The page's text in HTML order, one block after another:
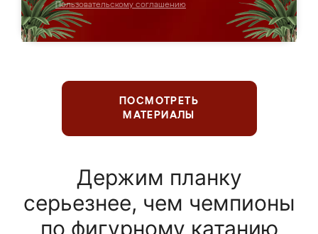
Пользовательскому соглашению
ПОСМОТРЕТЬ
МАТЕРИАЛЫ
Держим планку
серьезнее, чем чемпионы
по фигурному катанию